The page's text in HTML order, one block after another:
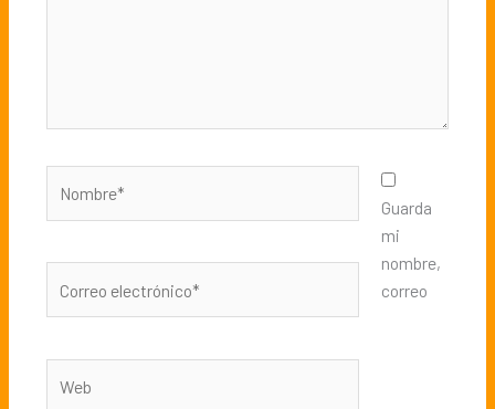
electrónico*
Guarda
mi
nombre,
correo